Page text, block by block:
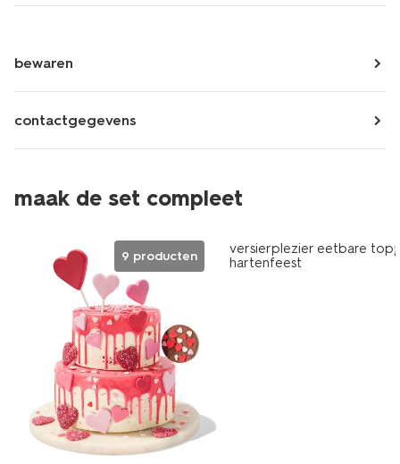
bewaren
contactgegevens
maak de set compleet
9 producten
versierplezier eetbare
hartenfeest